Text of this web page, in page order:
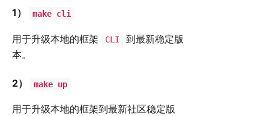
1） make cli
用于升级本地的框架 CLI
到最新稳定版
本。
2） make up
用于升级本地的框架到最新社区稳定版